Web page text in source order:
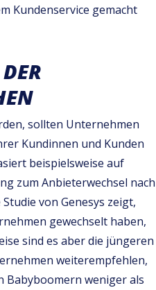
Kundenservice gemacht
sollten Unternehmen
Kundinnen und Kunden
beispielsweise auf
zum Anbieterwechsel nach
von Genesys zeigt,
gewechselt haben,
sind es aber die jüngeren
weiterempfehlen,
Babyboomern weniger als